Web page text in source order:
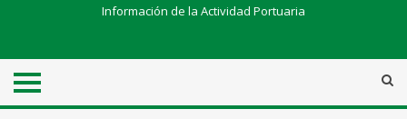
Información de la Actividad Portuaria